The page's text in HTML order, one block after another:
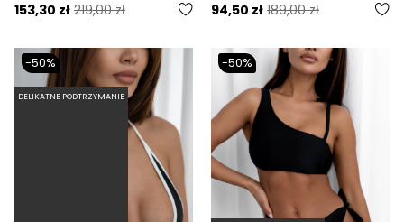
153,30 zł 219,00 zł 94,50 zł 189,00 zł
DELIKATNE PODTRZYMANIE
-50% -50%